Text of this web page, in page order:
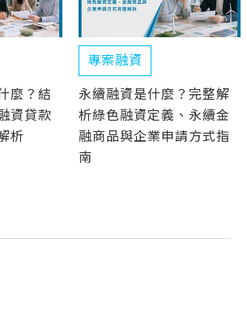
麼？結
資貸款
析
專案融資
永續融資是什麼？完整解
析綠色融資定義、永續金
融商品與企業申請方式指
南